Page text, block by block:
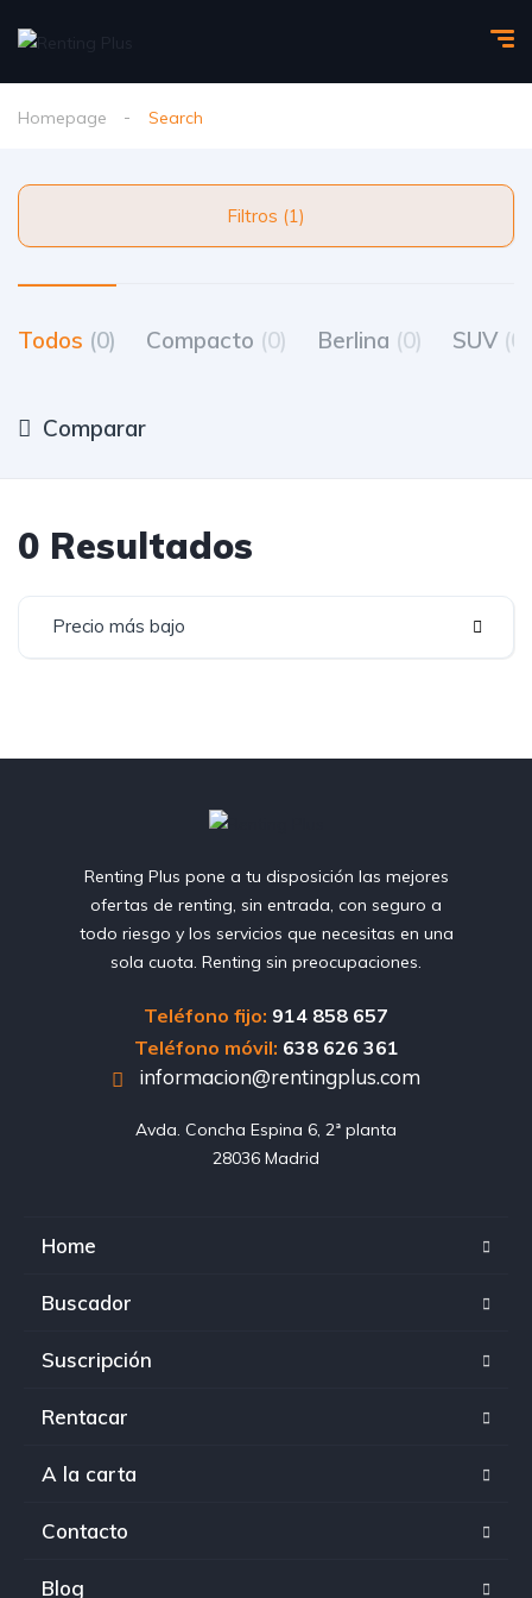
Homepage Search
Filtros (1)
Todos (0) Compacto (0) Berlina (0) SUV (0)
Comparar
0 Resultados
Precio más bajo
Renting Plus pone a tu disposición las mejores
ofertas de renting, sin entrada, con seguro a
todo riesgo y los servicios que necesitas en una
sola cuota. Renting sin preocupaciones.
Teléfono fijo: 914 858 657
Teléfono móvil: 638 626 361
informacion@rentingplus.com
Avda. Concha Espina 6, 2ª planta
28036 Madrid
Home
Buscador
Suscripción
Rentacar
A la carta
Contacto
Blog